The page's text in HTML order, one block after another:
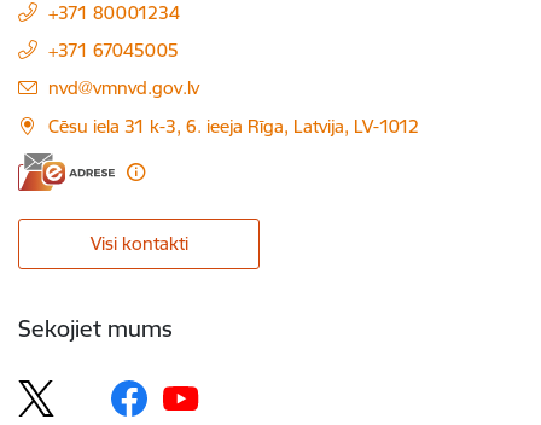
+371 80001234
+371 67045005
E-pasts:
nvd@vmnvd.gov.lv
Cēsu iela 31 k-3, 6. ieeja Rīga, Latvija, LV-1012
Visi kontakti
Sekojiet mums